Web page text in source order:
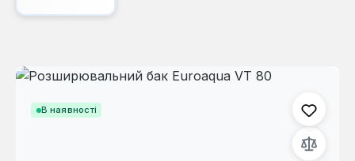
В наявності
Пропустити галерею зображень